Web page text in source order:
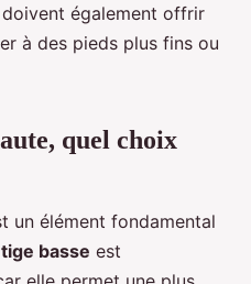
doivent également offrir
à des pieds plus fins ou
quel choix
un élément fondamental
tige basse est